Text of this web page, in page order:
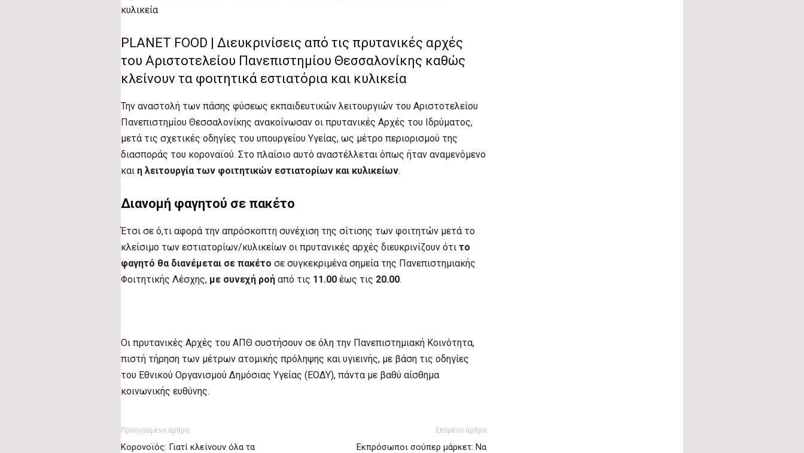
κυλικεία
PLANET FOOD | Διευκρινίσεις από τις πρυτανικές αρχές
του Αριστοτελείου Πανεπιστημίου Θεσσαλονίκης καθώς
κλείνουν τα φοιτητικά εστιατόρια και κυλικεία
Την αναστολή των πάσης φύσεως εκπαιδευτικών λειτουργιών του Αριστοτελείου
Πανεπιστημίου Θεσσαλονίκης ανακοίνωσαν οι πρυτανικές Αρχές του Ιδρύματος,
μετά τις σχετικές οδηγίες του υπουργείου Υγείας, ως μέτρο περιορισμού της
διασποράς του κοροναϊού. Στο πλαίσιο αυτό αναστέλλεται όπως ήταν αναμενόμενο
και η λειτουργία των φοιτητικών εστιατορίων και κυλικείων.
Διανομή φαγητού σε πακέτο
Έτσι σε ό,τι αφορά την απρόσκοπτη συνέχιση της σίτισης των φοιτητών μετά το
κλείσιμο των εστιατορίων/κυλικείων οι πρυτανικές αρχές διευκρινίζουν ότι το
φαγητό θα διανέμεται σε πακέτο σε συγκεκριμένα σημεία της Πανεπιστημιακής
Φοιτητικής Λέσχης, με συνεχή ροή από τις 11.00 έως τις 20.00.
Οι πρυτανικές Αρχές του ΑΠΘ συστήσουν σε όλη την Πανεπιστημιακή Κοινότητα,
πιστή τήρηση των μέτρων ατομικής πρόληψης και υγιεινής, με βάση τις οδηγίες
του Εθνικού Οργανισμού Δημόσιας Υγείας (ΕΟΔΥ), πάντα με βαθύ αίσθημα
κοινωνικής ευθύνης.
Προηγούμενο άρθρο
Κορονοϊός: Γιατί κλείνουν όλα τα
Επόμενο άρθρο
Εκπρόσωποι σούπερ μάρκετ: Να